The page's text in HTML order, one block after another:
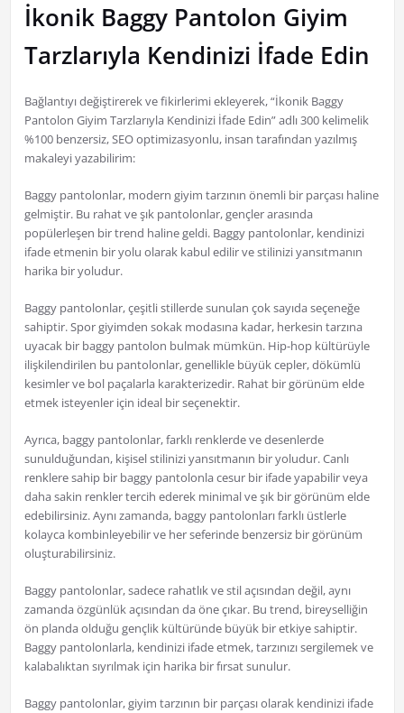
İkonik Baggy Pantolon Giyim
Tarzlarıyla Kendinizi İfade Edin
Bağlantıyı değiştirerek ve fikirlerimi ekleyerek, “İkonik Baggy
Pantolon Giyim Tarzlarıyla Kendinizi İfade Edin” adlı 300 kelimelik
%100 benzersiz, SEO optimizasyonlu, insan tarafından yazılmış
makaleyi yazabilirim:
Baggy pantolonlar, modern giyim tarzının önemli bir parçası haline
gelmiştir. Bu rahat ve şık pantolonlar, gençler arasında
popülerleşen bir trend haline geldi. Baggy pantolonlar, kendinizi
ifade etmenin bir yolu olarak kabul edilir ve stilinizi yansıtmanın
harika bir yoludur.
Baggy pantolonlar, çeşitli stillerde sunulan çok sayıda seçeneğe
sahiptir. Spor giyimden sokak modasına kadar, herkesin tarzına
uyacak bir baggy pantolon bulmak mümkün. Hip-hop kültürüyle
ilişkilendirilen bu pantolonlar, genellikle büyük cepler, dökümlü
kesimler ve bol paçalarla karakterizedir. Rahat bir görünüm elde
etmek isteyenler için ideal bir seçenektir.
Ayrıca, baggy pantolonlar, farklı renklerde ve desenlerde
sunulduğundan, kişisel stilinizi yansıtmanın bir yoludur. Canlı
renklere sahip bir baggy pantolonla cesur bir ifade yapabilir veya
daha sakin renkler tercih ederek minimal ve şık bir görünüm elde
edebilirsiniz. Aynı zamanda, baggy pantolonları farklı üstlerle
kolayca kombinleyebilir ve her seferinde benzersiz bir görünüm
oluşturabilirsiniz.
Baggy pantolonlar, sadece rahatlık ve stil açısından değil, aynı
zamanda özgünlük açısından da öne çıkar. Bu trend, bireyselliğin
ön planda olduğu gençlik kültüründe büyük bir etkiye sahiptir.
Baggy pantolonlarla, kendinizi ifade etmek, tarzınızı sergilemek ve
kalabalıktan sıyrılmak için harika bir fırsat sunulur.
Baggy pantolonlar, giyim tarzının bir parçası olarak kendinizi ifade